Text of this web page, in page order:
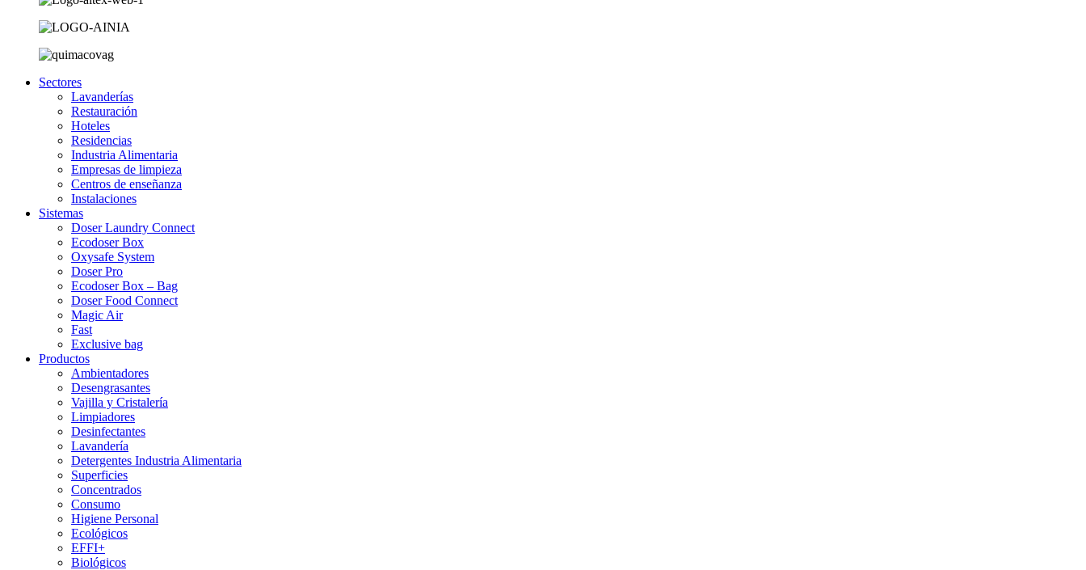
Sectores
Lavanderías
Restauración
Hoteles
Residencias
Industria Alimentaria
Empresas de limpieza
Centros de enseñanza
Instalaciones
Sistemas
Doser Laundry Connect​
Ecodoser Box
Oxysafe System
Doser Pro
Ecodoser Box – Bag
Doser Food Connect
Magic Air
Fast
Exclusive bag
Productos
Ambientadores
Desengrasantes
Vajilla y Cristalería
Limpiadores
Desinfectantes
Lavandería
Detergentes Industria Alimentaria
Superficies
Concentrados
Consumo
Higiene Personal
Ecológicos
EFFI+
Biológicos